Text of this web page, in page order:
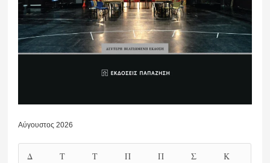
Αύγουστος 2026
Δ Τ Τ Π Π Σ Κ